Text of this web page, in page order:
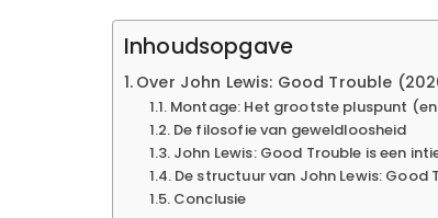
Inhoudsopgave
Over John Lewis: Good Trouble
Montage: Het grootste pluspunt
De filosofie van geweldloosheid
John Lewis: Good Trouble is een
De structuur van John Lewis: Good
Conclusie